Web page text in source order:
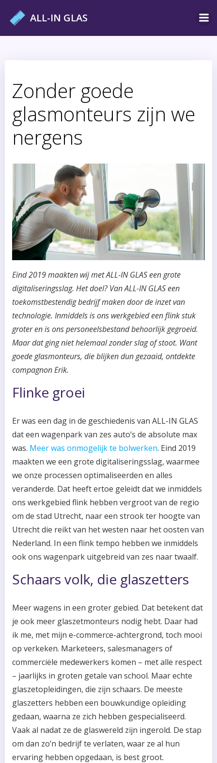
ALL-IN GLAS
Zonder goede
glasmonteurs zijn we
nergens
Eind 2019 maakten wij met ALL-IN GLAS een grote
digitaliseringsslag. Het doel? Van ALL-IN GLAS een
toekomstbestendig bedrijf maken door de inzet van
technologie. Inmiddels is ons werkgebied een flink stuk
groter en is ons personeelsbestand behoorlijk gegroeid.
Maar dat ging niet helemaal zonder slag of stoot. Want
goede glasmonteurs, die blijken dun gezaaid, ontdekte
compagnon Erik.
Flinke groei
Er was een dag in de geschiedenis van ALL-IN GLAS
dat een wagenpark van zes auto’s de absolute max
was. Meer was onmogelijk te bolwerken. Eind 2019
maakten we een grote digitaliseringsslag, waarmee
we onze processen optimaliseerden en alles
veranderde. Dat heeft ertoe geleidt dat we inmiddels
ons werkgebied flink hebben vergroot van de regio
om de stad Utrecht, naar een strook ter hoogte van
Utrecht die reikt van het westen naar het oosten van
Nederland. In een flink tempo hebben we inmiddels
ook ons wagenpark uitgebreid van zes naar twaalf.
Schaars volk, die glaszetters
Meer wagens in een groter gebied. Dat betekent dat
je ook meer glaszetmonteurs nodig hebt. Daar had
ik me, met mijn e-commerce-achtergrond, toch mooi
op verkeken. Marketeers, salesmanagers of
commerciële medewerkers komen – met alle respect
– jaarlijks in groten getale van school. Maar echte
glaszetopleidingen, die zijn schaars. De meeste
glaszetters hebben een bouwkundige opleiding
gedaan, waarna ze zich hebben gespecialiseerd.
Vaak al nadat ze de glaswereld zijn ingerold. De stap
om dan zo’n bedrijf te verlaten, waar ze al hun
ervaring hebben opgedaan, is best groot.